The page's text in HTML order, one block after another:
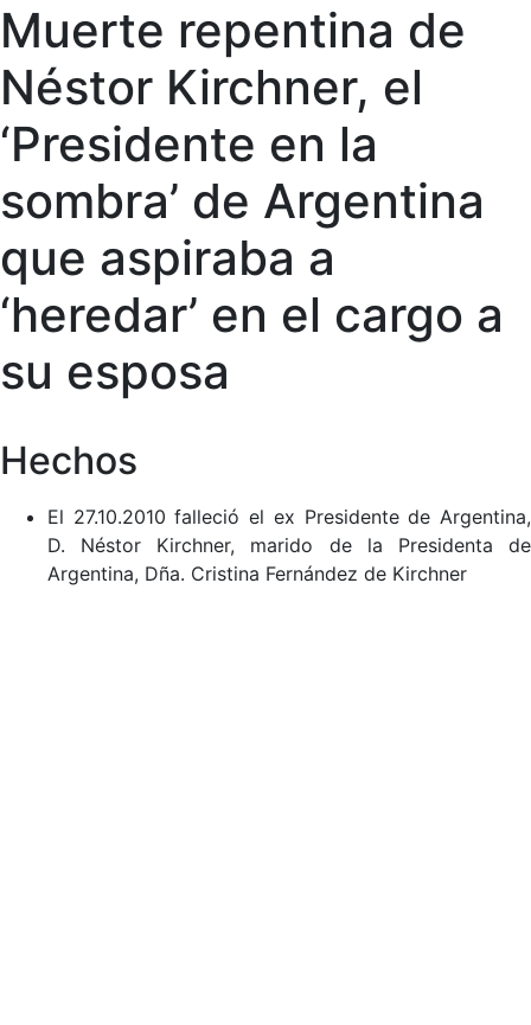
Muerte repentina de
Néstor Kirchner, el
‘Presidente en la
sombra’ de Argentina
que aspiraba a
‘heredar’ en el cargo a
su esposa
Hechos
El 27.10.2010 falleció el ex Presidente de Argentina,
D. Néstor Kirchner, marido de la Presidenta de
Argentina, Dña. Cristina Fernández de Kirchner